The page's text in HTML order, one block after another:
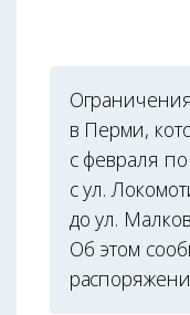
в Перми,
с февраля
с ул.
до ул.
Об этом